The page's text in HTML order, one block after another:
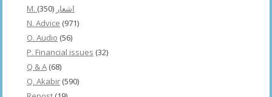
M. اشعار (350)
N. Advice (971)
O. Audio (56)
P. Financial issues (32)
Q & A (68)
Q. Akabir (590)